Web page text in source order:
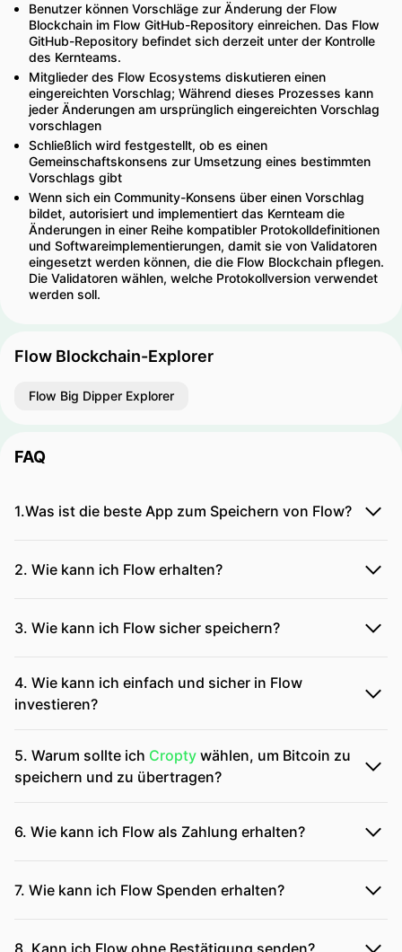
Benutzer können Vorschläge zur Änderung der Flow
Blockchain im Flow GitHub-Repository einreichen. Das Flow
GitHub-Repository befindet sich derzeit unter der Kontrolle
des Kernteams.
Mitglieder des Flow Ecosystems diskutieren einen
eingereichten Vorschlag; Während dieses Prozesses kann
jeder Änderungen am ursprünglich eingereichten Vorschlag
vorschlagen
Schließlich wird festgestellt, ob es einen
Gemeinschaftskonsens zur Umsetzung eines bestimmten
Vorschlags gibt
Wenn sich ein Community-Konsens über einen Vorschlag
bildet, autorisiert und implementiert das Kernteam die
Änderungen in einer Reihe kompatibler Protokolldefinitionen
und Softwareimplementierungen, damit sie von Validatoren
eingesetzt werden können, die die Flow Blockchain pflegen.
Die Validatoren wählen, welche Protokollversion verwendet
werden soll.
Flow Blockchain-Explorer
Flow Big Dipper Explorer
FAQ
1.Was ist die beste App zum Speichern von Flow?
2. Wie kann ich Flow erhalten?
3. Wie kann ich Flow sicher speichern?
4. Wie kann ich einfach und sicher in Flow
investieren?
5. Warum sollte ich Cropty wählen, um Bitcoin zu
speichern und zu übertragen?
6. Wie kann ich Flow als Zahlung erhalten?
7. Wie kann ich Flow Spenden erhalten?
8. Kann ich Flow ohne Bestätigung senden?